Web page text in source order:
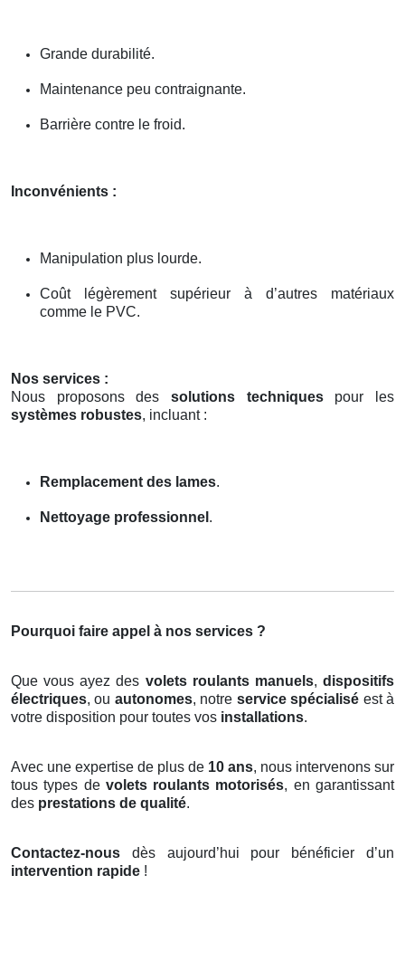
Grande durabilité.
Maintenance peu contraignante.
Barrière contre le froid.
Inconvénients :
Manipulation plus lourde.
Coût légèrement supérieur à d’autres matériaux
comme le PVC.
Nos services :
Nous proposons des solutions techniquespour les
systèmes robustes, incluant :
Remplacement des lames.
Nettoyage professionnel .
Pourquoi faire appel à nos services ?
Que vous ayez des volets roulants manuels,dispositifs
électriques, ou autonomes, notre service spécialisé est à
votre disposition pour toutes vos installations.
Avec une expertise de plus de 10 ans, nous intervenons sur
tous types de volets roulants motorisés, en garantissant
des prestations de qualité.
Contactez-nous dès aujourd’hui pour bénéficier d’un
intervention rapide !